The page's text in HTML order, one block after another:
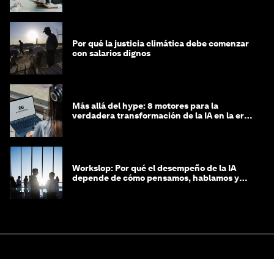
Por qué la justicia climática debe comenzar
con salarios dignos
Más allá del hype: 8 motores para la
verdadera transformación de la IA en la era
Workslop: Por qué el desempeño de la IA
depende de cómo pensamos, hablamos y